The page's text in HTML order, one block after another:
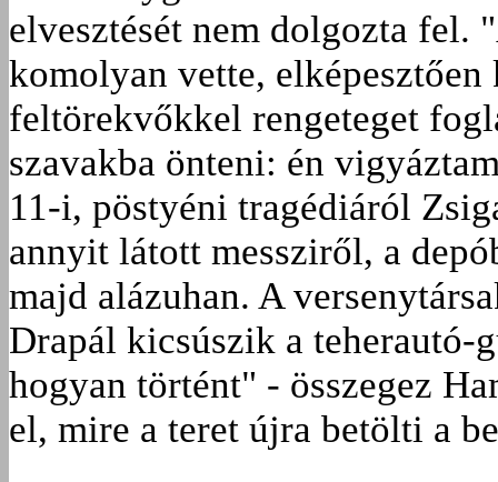
elvesztését nem dolgozta fel.
komolyan vette,
feltörekvőkkel rengeteget
szavakba önteni: én
11-i, pöstyéni tragédiáról
annyit látott messziről, a
majd alázuhan. A
Drapál kicsúszik a
hogyan történt" - összegez
el, mire a teret újra betölti a